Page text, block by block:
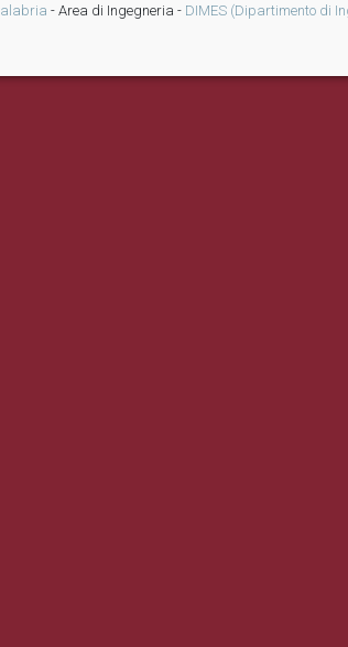
- Area di Ingegneria - DIMES (Dipartimento di